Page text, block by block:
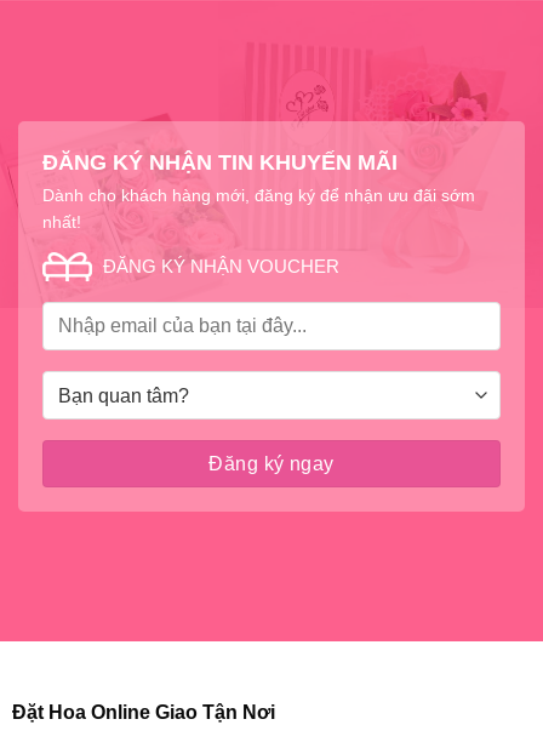
ĐĂNG KÝ NHẬN TIN KHUYẾN MÃI
Dành cho khách hàng mới, đăng ký để nhận ưu đãi sớm
nhất!
ĐĂNG KÝ NHẬN VOUCHER
Đặt Hoa Online Giao Tận Nơi